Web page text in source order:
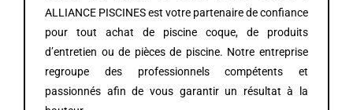
ALLIANCE PISCINES est votre partenaire de confiance
pour tout achat de piscine coque, de produits
d’entretien ou de pièces de piscine. Notre entreprise
regroupe des professionnels compétents et
passionnés afin de vous garantir un résultat à la